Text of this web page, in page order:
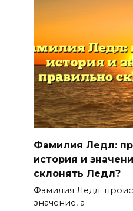
Фамилия Ледл:
история и
склонять Ледл?
Фамилия Ледл:
значение, а